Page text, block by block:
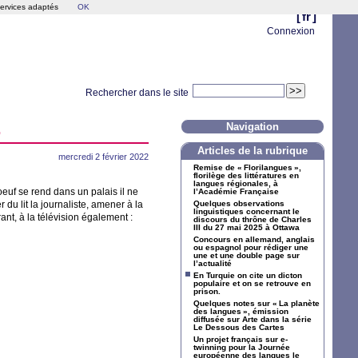
[ fr ]
Connexion
Rechercher dans le site
mercredi 2 février 2022
se rend dans un palais il ne
du lit la journaliste, amener à la
à la télévision également :
Navigation
Articles de la rubrique
Remise de « Florilangues »,
florilège des littératures en
langues régionales, à
l’Académie Française
Quelques observations
linguistiques concernant le
discours du thrône de Charles
III du 27 mai 2025 à Ottawa
Concours en allemand, anglais
ou espagnol pour rédiger une
une et une double page sur
l’actualité
En Turquie on cite un dicton
populaire et on se retrouve en
prison.
Quelques notes sur « La planète
des langues », émission
diffusée sur Arte dans la série
Le Dessous des Cartes
Un projet français sur e-
twinning pour la Journée
européenne des langues le
adaptés OK